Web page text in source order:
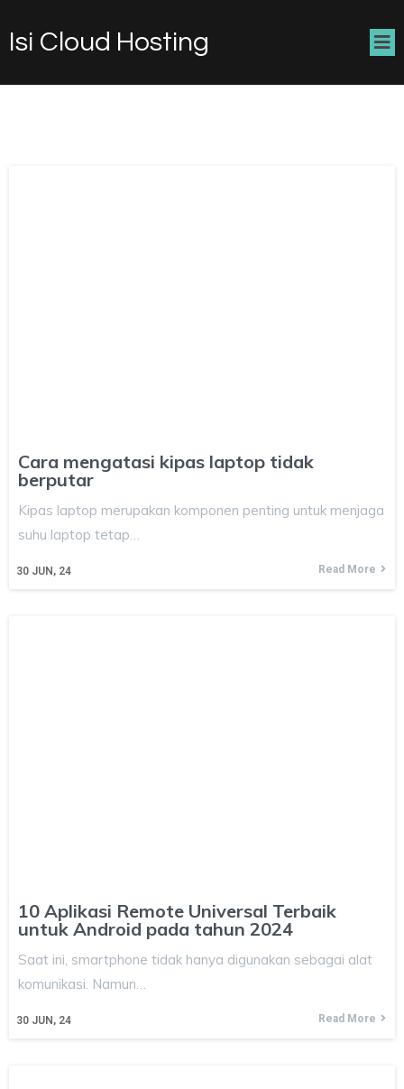
Isi Cloud Hosting
Cara mengatasi kipas laptop tidak
berputar
30 JUN, 24
Kipas laptop merupakan komponen penting untuk menjaga
suhu laptop tetap…
Read More
10 Aplikasi Remote Universal Terbaik
untuk Android pada tahun 2024
30 JUN, 24
Saat ini, smartphone tidak hanya digunakan sebagai alat
komunikasi. Namun…
Read More